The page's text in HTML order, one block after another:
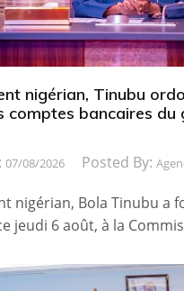
nigérian, Tinubu
comptes bancaires du
07/08/2026 Posted By:
nigérian, Bola Tinubu a
jeudi 6 août, à la